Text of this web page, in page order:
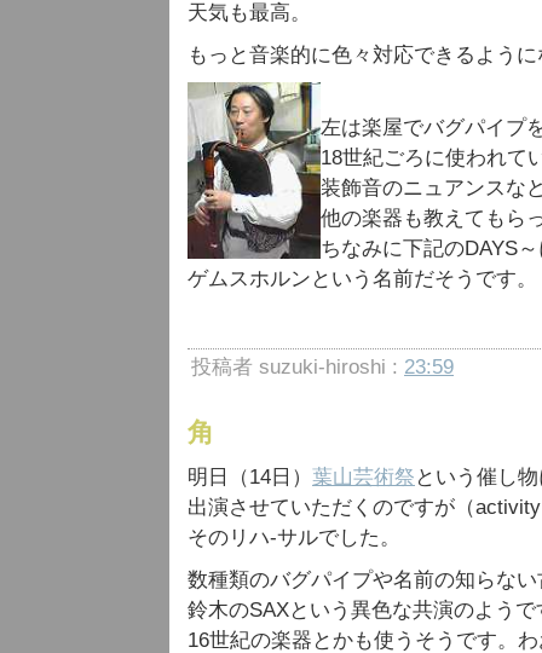
天気も最高。
もっと音楽的に色々対応できるよう
左は楽屋でバグパイプ
18世紀ごろに使われて
装飾音のニュアンスな
他の楽器も教えてもら
ちなみに下記のDAYS
ゲムスホルンという名前だそうです。
投稿者 suzuki-hiroshi : 23:59
角
明日（14日） 葉山芸術祭 という催し
出演させていただくのですが（
そのリハ-サルでした。
数種類のバグパイプや名前の知らな
鈴木のSAXという異色な共演のよう
16世紀の楽器とかも使うそうです。